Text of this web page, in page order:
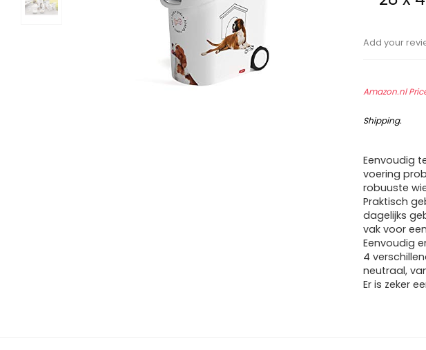
Add your
Amazon.nl
Shipping.
Eenvoudig
voering
robuuste
Praktisch
dagelijks
vak voor
Eenvoudig
4
neutraal,
Er is zeker